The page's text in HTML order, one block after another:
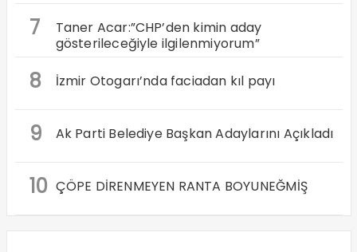
7
Taner Acar:”CHP’den kimin aday
gösterileceğiyle ilgilenmiyorum”
8 İzmir Otogarı’nda faciadan kıl payı
9 Ak Parti Belediye Başkan Adaylarını Açıkladı
10 ÇÖPE DİRENMEYEN RANTA BOYUNEĞMİŞ